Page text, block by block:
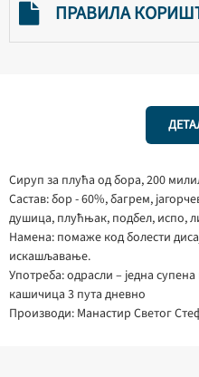
ПРАВИЛА
Сируп за плућа од бора, 200
Састав: бор - 60%, багрем,
душица, плућњак, подбел, испо,
Намена: помаже код болести
искашљавање.
Употреба: одрасли – једна
кашичица 3 пута дневно
Производи: Манастир Светог